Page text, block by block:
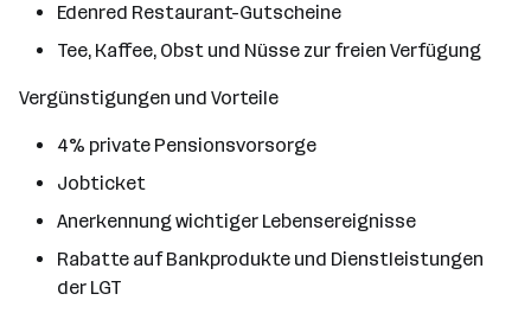
Edenred Restaurant-Gutscheine
Tee, Kaffee, Obst und Nüsse zur freien Verfügung
Vergünstigungen und Vorteile
4% private Pensionsvorsorge
Jobticket
Anerkennung wichtiger Lebensereignisse
Rabatte auf Bankprodukte und Dienstleistungen
der LGT